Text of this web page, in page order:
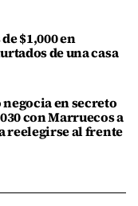
$1,000 en
de una casa
en secreto
con Marruecos a
reelegirse al frente